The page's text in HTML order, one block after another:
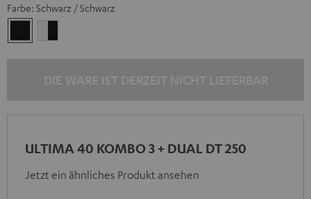
Farbe: Schwarz / Schwarz
/
ULTIMA 40 KOMBO 3 + DUAL DT 250
Jetzt ein ähnliches Produkt ansehen